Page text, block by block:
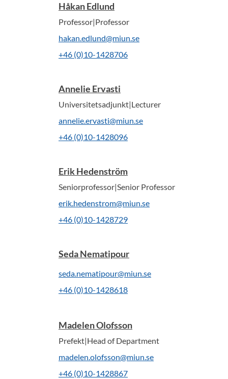
Håkan Edlund
Professor|Professor
hakan.edlund@miun.se
+46 (0)10-1428706
Annelie Ervasti
Universitetsadjunkt|Lecturer
annelie.ervasti@miun.se
+46 (0)10-1428096
Erik Hedenström
Seniorprofessor|Senior Professor
erik.hedenstrom@miun.se
+46 (0)10-1428729
Seda Nematipour
seda.nematipour@miun.se
+46 (0)10-1428618
Madelen Olofsson
Prefekt|Head of Department
madelen.olofsson@miun.se
+46 (0)10-1428867